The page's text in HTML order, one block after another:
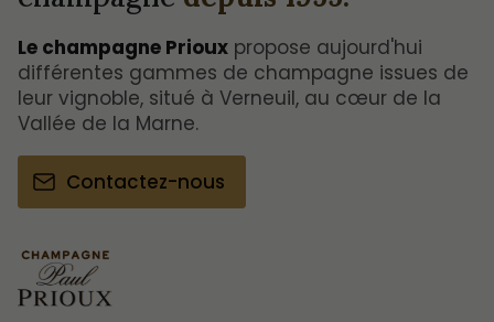
Le champagne Prioux propose aujourd'hui
différentes gammes de champagne issues de
leur vignoble, situé à Verneuil, au cœur de la
Vallée de la Marne.
Contactez-nous